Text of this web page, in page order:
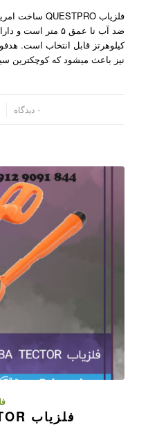
کیلوهرتز قابل انتخاب است.
نیز باعث میشود که کوچکترین
۰ دیدگاه
فلزیاب SCUBA TECTOR